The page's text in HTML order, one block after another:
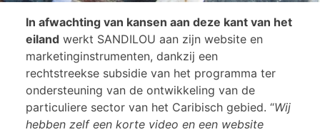
In afwachting van kansen aan deze kant van het
eiland werkt SANDILOU aan zijn website en
marketinginstrumenten, dankzij een
rechtstreekse subsidie van het programma ter
ondersteuning van de ontwikkeling van de
particuliere sector van het Caribisch gebied. “Wij
hebben zelf een korte video en een website